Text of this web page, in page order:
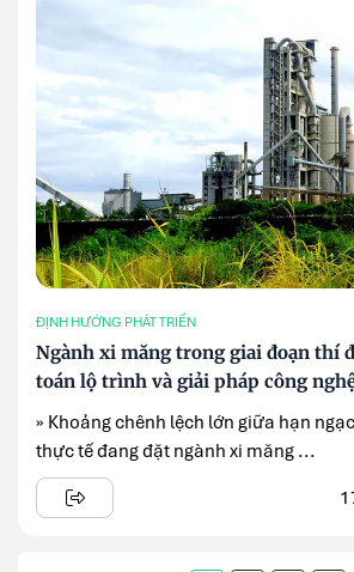
ĐỊNH HƯỚNG PHÁT TRIỂN
Ngành xi măng trong giai đoạn thí
toán lộ trình và giải pháp công
» Khoảng chênh lệch lớn giữa hạn
thực tế đang đặt ngành xi măng ...